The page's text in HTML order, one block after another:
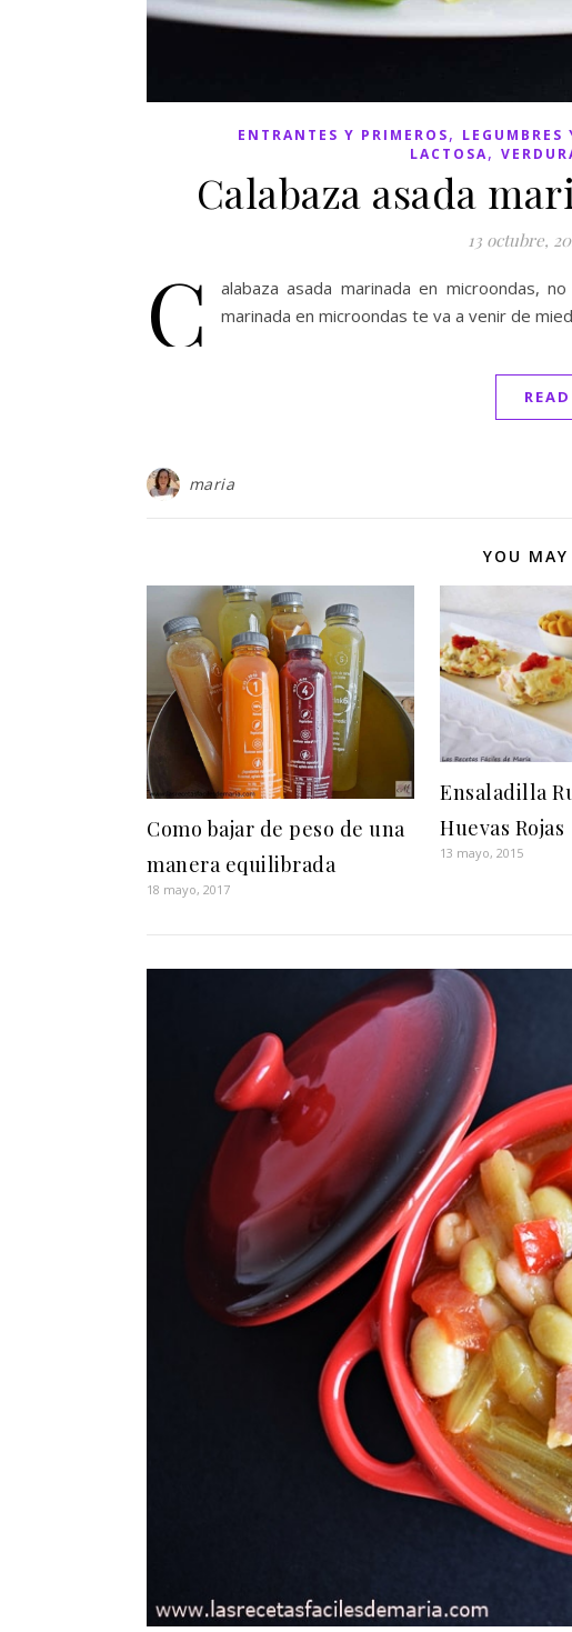
ENTRANTES Y PRIMEROS, LEGUMBRES
LACTOSA,
Calabaza asada
13 octubre,
C
alabaza asada marinada en microondas,
marinada en microondas te va a venir de
maria
YOU
Como bajar de peso de una
manera equilibrada
18 mayo, 2017
Ensaladilla
Huevas Rojas
13 mayo, 2015